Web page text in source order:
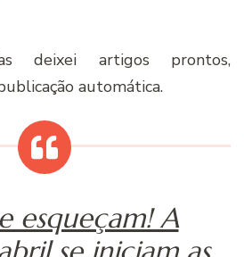
deixei artigos prontos,
automática.
esqueçam! A